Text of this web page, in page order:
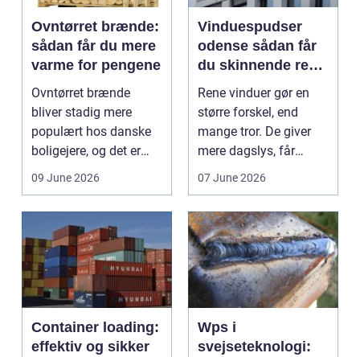
Ovntørret brænde:
sådan får du mere
varme for pengene
Ovntørret brænde
bliver stadig mere
populært hos danske
boligejere, og det er
ikke uden grund. Når
09 June 2026
Vinduespudser
odense sådan får
du skinnende rene
ruder året rundt
Rene vinduer gør en
større forskel, end
mange tror. De giver
mere dagslys, får
boligen eller virksom...
07 June 2026
Container loading:
effektiv og sikker
Wps i
svejseteknologi: